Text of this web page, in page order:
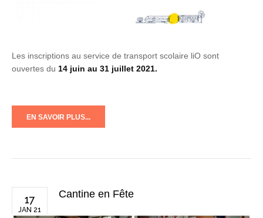
Les inscriptions au service de transport scolaire liO sont
ouvertes du 14 juin au 31 juillet 2021.
EN SAVOIR PLUS...
17
JAN 21
Cantine en Fête